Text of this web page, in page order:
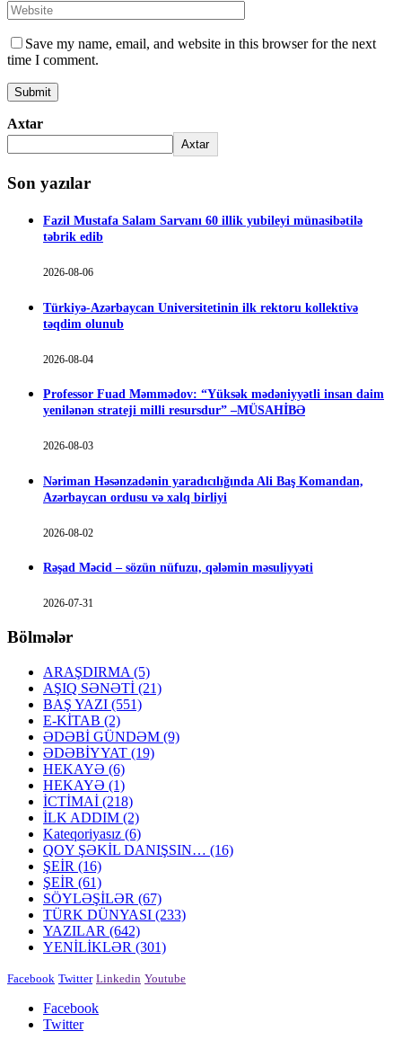
Save my name, email, and website in this browser for the next
time I comment.
Axtar
Axtar
Son yazılar
Fazil Mustafa Salam Sarvanı 60 illik yubileyi münasibətilə
təbrik edib
2026-08-06
Türkiyə-Azərbaycan Universitetinin ilk rektoru kollektivə
təqdim olunub
2026-08-04
Professor Fuad Məmmədov: “Yüksək mədəniyyətli insan daim
yenilənən strateji milli resursdur” –MÜSAHİBƏ
2026-08-03
Nəriman Həsənzadənin yaradıcılığında Ali Baş Komandan,
Azərbaycan ordusu və xalq birliyi
2026-08-02
Rəşad Məcid – sözün nüfuzu, qələmin məsuliyyəti
2026-07-31
Bölmələr
ARAŞDIRMA (5)
AŞIQ SƏNƏTİ (21)
BAŞ YAZI (551)
E-KİTAB (2)
ƏDƏBİ GÜNDƏM (9)
ƏDƏBİYYAT (19)
HEKAYƏ (6)
HEKAYƏ (1)
İCTİMAİ (218)
İLK ADDIM (2)
Kateqoriyasız (6)
QOY ŞƏKİL DANIŞSIN… (16)
ŞEİR (16)
ŞEİR (61)
SÖYLƏŞİLƏR (67)
TÜRK DÜNYASI (233)
YAZILAR (642)
YENİLİKLƏR (301)
Facebook Twitter Linkedin Youtube
Facebook
Twitter